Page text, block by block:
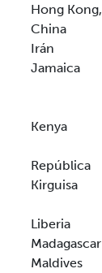
Hong Kong,
China
Irán
Jamaica
Kenya
República
Kirguisa
Liberia
Madagascar
Maldives